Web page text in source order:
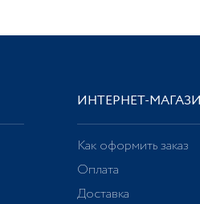
ИНТЕРНЕТ-
Как оформить заказ
Оплата
Доставка